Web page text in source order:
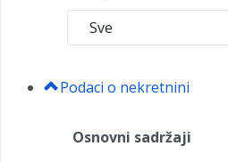
Podaci o nekretnini
Osnovni sadržaji